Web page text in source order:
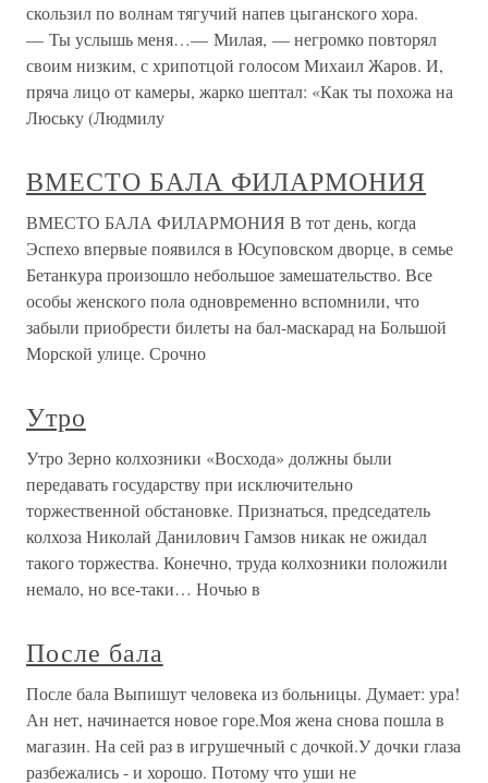
скользил по волнам тягучий напев цыганского хора.
— Ты услышь меня…— Милая, — негромко повторял
своим низким, с хрипотцой голосом Михаил Жаров. И,
пряча лицо от камеры, жарко шептал: «Как ты похожа на
Люську (Людмилу
ВМЕСТО БАЛА ФИЛАРМОНИЯ
ВМЕСТО БАЛА ФИЛАРМОНИЯ В тот день, когда
Эспехо впервые появился в Юсуповском дворце, в семье
Бетанкура произошло небольшое замешательство. Все
особы женского пола одновременно вспомнили, что
забыли приобрести билеты на бал-маскарад на Большой
Морской улице. Срочно
Утро
Утро Зерно колхозники «Восхода» должны были
передавать государству при исключительно
торжественной обстановке. Признаться, председатель
колхоза Николай Данилович Гамзов никак не ожидал
такого торжества. Конечно, труда колхозники положили
немало, но все-таки… Ночью в
После бала
После бала Выпишут человека из больницы. Думает: ура!
Ан нет, начинается новое горе.Моя жена снова пошла в
магазин. На сей раз в игрушечный с дочкой.У дочки глаза
разбежались - и хорошо. Потому что уши не